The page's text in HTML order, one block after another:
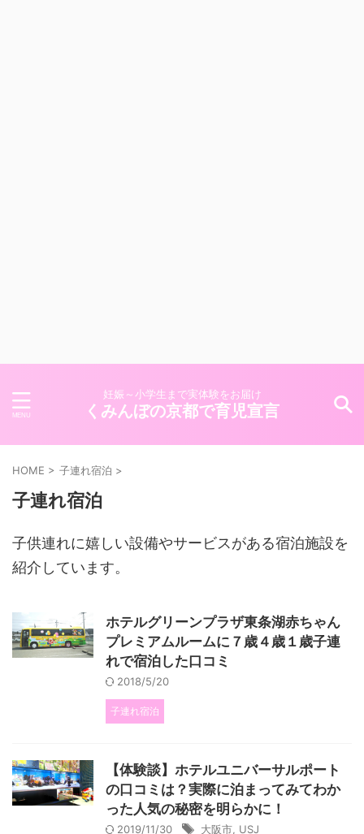
妊娠～小学生まで実体験をお届け
くみんぼの京都で育児宣言
HOME > 子連れ宿泊 >
子連れ宿泊
子供連れに嬉しい設備やサービスがある宿泊施設を
紹介しています。
ホテルグリーンプラザ東条湖赤ちゃん
プレミアムルームに７歳４歳１歳子連
れで宿泊した口コミ
2018/5/20
子連れ宿泊
【体験談】ホテルユニバーサルポート
の口コミは？実際に泊まってみてわか
った人気の秘密を明らかに！
2019/11/30 大阪市 USJ